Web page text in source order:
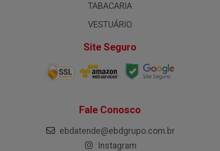
TABACARIA
VESTUÁRIO
Site Seguro
Fale Conosco
ebdatende@ebdgrupo.com.br
Instagram